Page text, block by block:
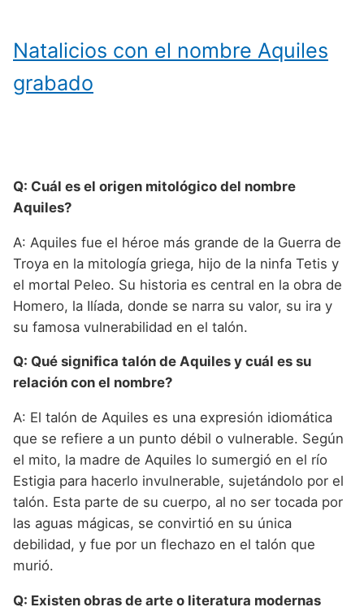
Natalicios con el nombre Aquiles
grabado
Q: Cuál es el origen mitológico del nombre
Aquiles?
A: Aquiles fue el héroe más grande de la Guerra de
Troya en la mitología griega, hijo de la ninfa Tetis y
el mortal Peleo. Su historia es central en la obra de
Homero, la Ilíada, donde se narra su valor, su ira y
su famosa vulnerabilidad en el talón.
Q: Qué significa talón de Aquiles y cuál es su
relación con el nombre?
A: El talón de Aquiles es una expresión idiomática
que se refiere a un punto débil o vulnerable. Según
el mito, la madre de Aquiles lo sumergió en el río
Estigia para hacerlo invulnerable, sujetándolo por el
talón. Esta parte de su cuerpo, al no ser tocada por
las aguas mágicas, se convirtió en su única
debilidad, y fue por un flechazo en el talón que
murió.
Q: Existen obras de arte o literatura modernas